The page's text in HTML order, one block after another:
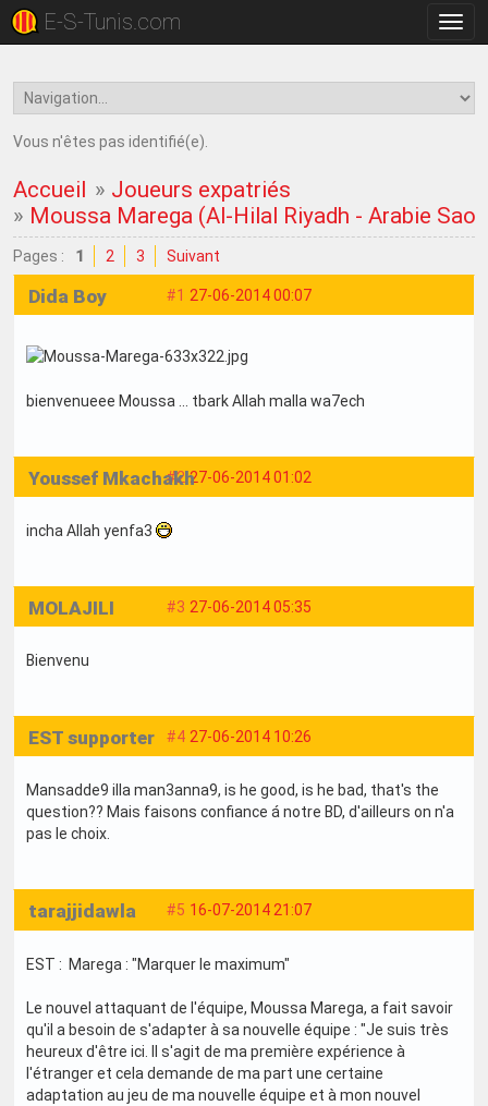
la
E-S-Tunis.com
Vous n'êtes pas identifié(e).
Accueil » Joueurs expatriés
» Moussa Marega (Al-Hilal Riyadh - Arabie
Pages : 1 2 3 Suivant
#1 27-06-2014 00:07
Dida Boy
bienvenueee Moussa ... tbark Allah malla wa7ech
#2 27-06-2014 01:02
Youssef Mkachakh
incha Allah yenfa3
#3 27-06-2014 05:35
MOLAJILI
Bienvenu
#4 27-06-2014 10:26
EST supporter
Mansadde9 illa man3anna9, is he good, is he bad, that's the
question?? Mais faisons confiance á notre BD, d'ailleurs on n'a
pas le choix.
#5 16-07-2014 21:07
tarajjidawla
EST : Marega : "Marquer le maximum"
Le nouvel attaquant de l'équipe, Moussa Marega, a fait savoir
qu'il a besoin de s'adapter à sa nouvelle équipe : "Je suis très
heureux d'être ici. Il s'agit de ma première expérience à
l'étranger et cela demande de ma part une certaine
adaptation au jeu de ma nouvelle équipe et à mon nouvel